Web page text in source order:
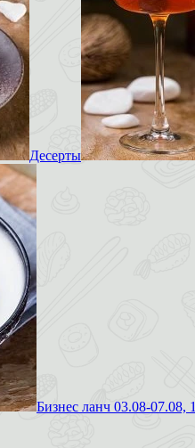
Десерты
Бизнес ланч 03.08-07.08,